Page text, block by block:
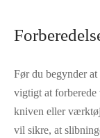
Før du begynder at
vigtigt at
kniven eller
vil sikre, at